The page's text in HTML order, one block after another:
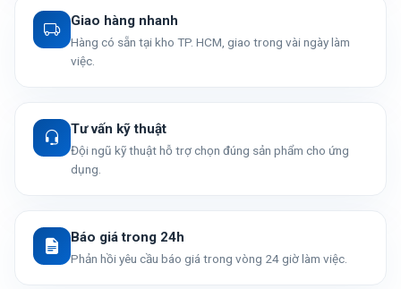
Giao hàng nhanh
Hàng có sẵn tại kho TP. HCM, giao trong vài ngày làm
việc.
Tư vấn kỹ thuật
Đội ngũ kỹ thuật hỗ trợ chọn đúng sản phẩm cho ứng
dụng.
Báo giá trong 24h
Phản hồi yêu cầu báo giá trong vòng 24 giờ làm việc.